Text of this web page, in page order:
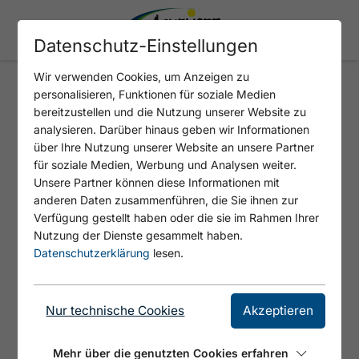
FEILALM
© Achensee Tourismus
Datenschutz-Einstellungen
Wir verwenden Cookies, um Anzeigen zu
personalisieren, Funktionen für soziale Medien
bereitzustellen und die Nutzung unserer Website zu
analysieren. Darüber hinaus geben wir Informationen
über Ihre Nutzung unserer Website an unsere Partner
für soziale Medien, Werbung und Analysen weiter.
Unsere Partner können diese Informationen mit
anderen Daten zusammenführen, die Sie ihnen zur
Verfügung gestellt haben oder die sie im Rahmen Ihrer
Nutzung der Dienste gesammelt haben.
Datenschutzerklärung lesen.
Nur technische Cookies Akzeptieren
Mehr über die genutzten Cookies erfahren